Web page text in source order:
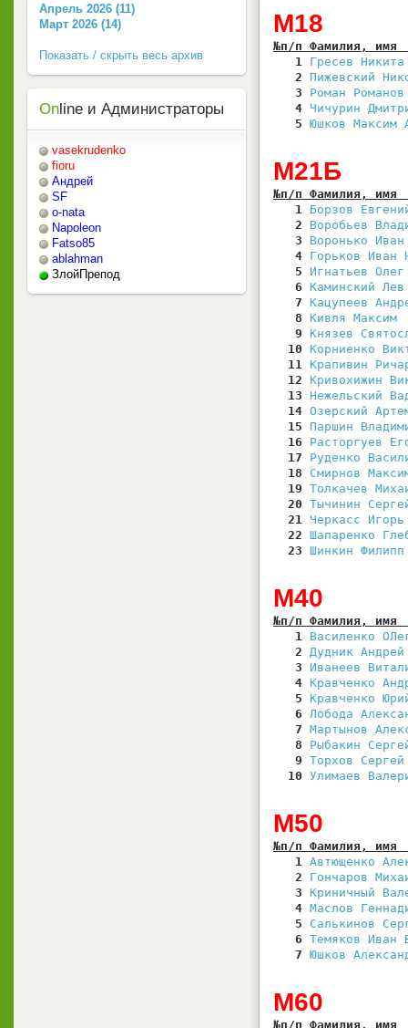
М18
№п/п Фамилия,
   1
Гресев
   2
   3
Роман
   4
   5
Юшков
М21Б
№п/п Фамилия,
   1
Борзов
   2
   3
   4
   5
   6
   7
   8
   9
Князев
  10
  11
  12
  13
  14
  15
Паршин
  16
  17
Руденко
  18
  19
  20
  21
  22
  23
Шинкин
М40
№п/п Фамилия,
   1
   2
Дудник
   3
   4
   5
   6
Лобода
   7
Мартынов
   8
   9
Торхов
  10
Улимаев
М50
№п/п Фамилия,
   1
   2
   3
   4
Маслов
   5
   6
   7
Юшков
М60
№п/п Фамилия,
Апрель 2026 (11)
Март 2026 (14)
Показать / скрыть весь архив
On line и Администраторы
vasekrudenko
fioru
Андрей
SF
o-nata
Napoleon
Fatso85
ablahman
ЗлойПрепод